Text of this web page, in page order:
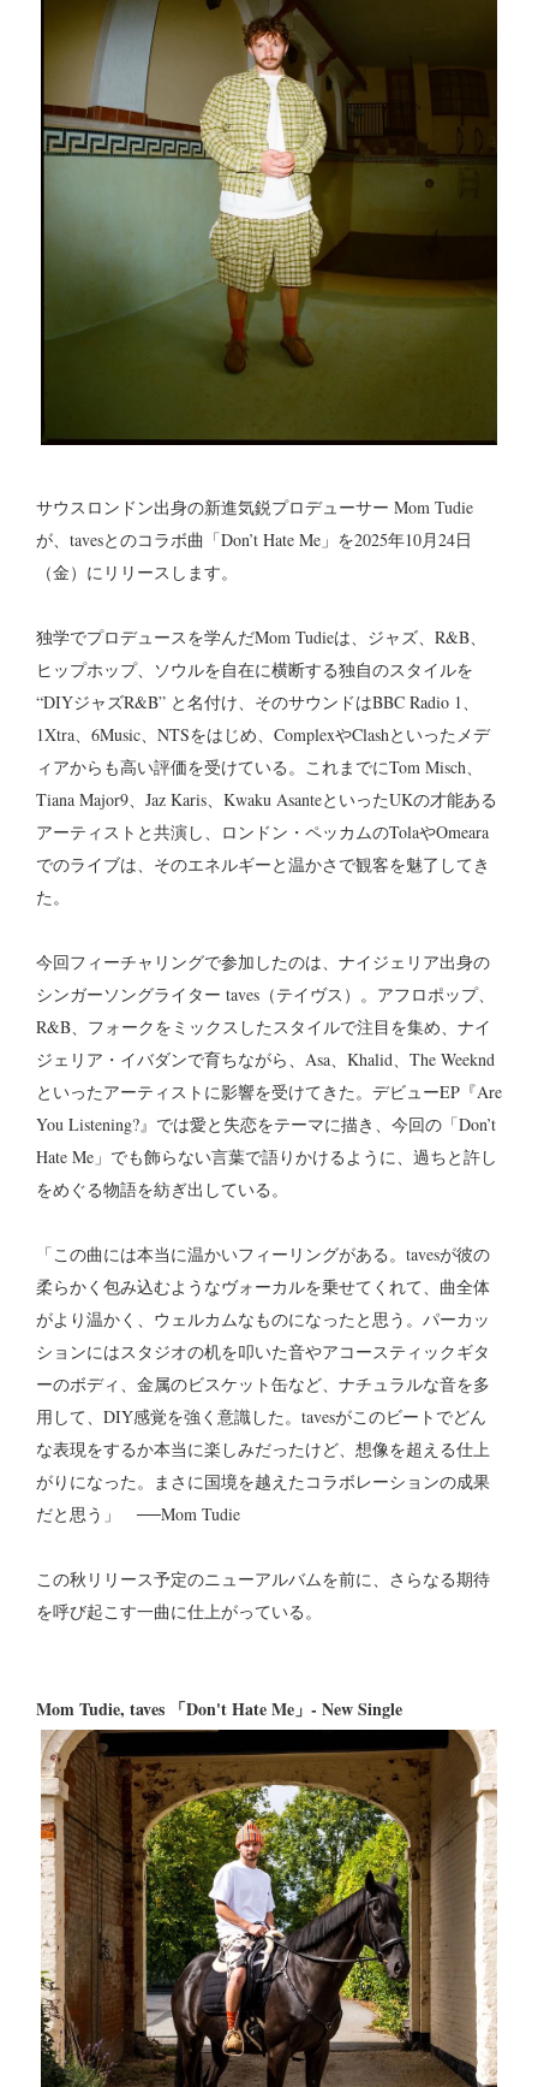
サウスロンドン出身の新進気鋭プロデューサー Mom Tudie
が、tavesとのコラボ曲「Don’t Hate Me」を2025年10月24日
（金）にリリースします。
独学でプロデュースを学んだMom Tudieは、ジャズ、R&B、
ヒップホップ、ソウルを自在に横断する独自のスタイルを
“DIYジャズR&B” と名付け、そのサウンドはBBC Radio 1、
1Xtra、6Music、NTSをはじめ、ComplexやClashといったメデ
ィアからも高い評価を受けている。これまでにTom Misch、
Tiana Major9、Jaz Karis、Kwaku AsanteといったUKの才能ある
アーティストと共演し、ロンドン・ペッカムのTolaやOmeara
でのライブは、そのエネルギーと温かさで観客を魅了してき
た。
今回フィーチャリングで参加したのは、ナイジェリア出身の
シンガーソングライター taves（テイヴス）。アフロポップ、
R&B、フォークをミックスしたスタイルで注目を集め、ナイ
ジェリア・イバダンで育ちながら、Asa、Khalid、The Weeknd
といったアーティストに影響を受けてきた。デビューEP『Are
You Listening?』では愛と失恋をテーマに描き、今回の「Don’t
Hate Me」でも飾らない言葉で語りかけるように、過ちと許し
をめぐる物語を紡ぎ出している。
「この曲には本当に温かいフィーリングがある。tavesが彼の
柔らかく包み込むようなヴォーカルを乗せてくれて、曲全体
がより温かく、ウェルカムなものになったと思う。パーカッ
ションにはスタジオの机を叩いた音やアコースティックギタ
ーのボディ、金属のビスケット缶など、ナチュラルな音を多
用して、DIY感覚を強く意識した。tavesがこのビートでどん
な表現をするか本当に楽しみだったけど、想像を超える仕上
がりになった。まさに国境を越えたコラボレーションの成果
だと思う」 ──Mom Tudie
この秋リリース予定のニューアルバムを前に、さらなる期待
を呼び起こす一曲に仕上がっている。
Mom Tudie, taves 「Don't Hate Me」- New Single